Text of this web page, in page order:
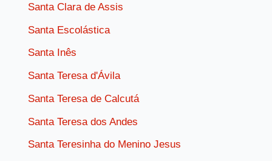
Santa Clara de Assis
Santa Escolástica
Santa Inês
Santa Teresa d'Ávila
Santa Teresa de Calcutá
Santa Teresa dos Andes
Santa Teresinha do Menino Jesus